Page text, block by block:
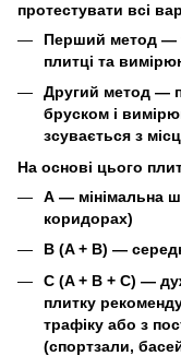
протестувати всі
Перший метод —
плитці та
Другий метод —
бруском і
зсувається з
На основі цього
А — мінімальна
коридорах)
B (A + B) —
C (A + B + C) —
плитку
трафіку або з
(спортзали,